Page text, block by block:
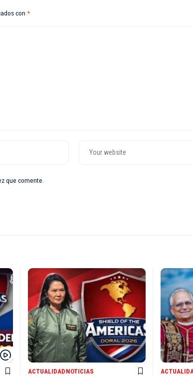
con *
que comente.
ACTUALIDADNOTICIAS